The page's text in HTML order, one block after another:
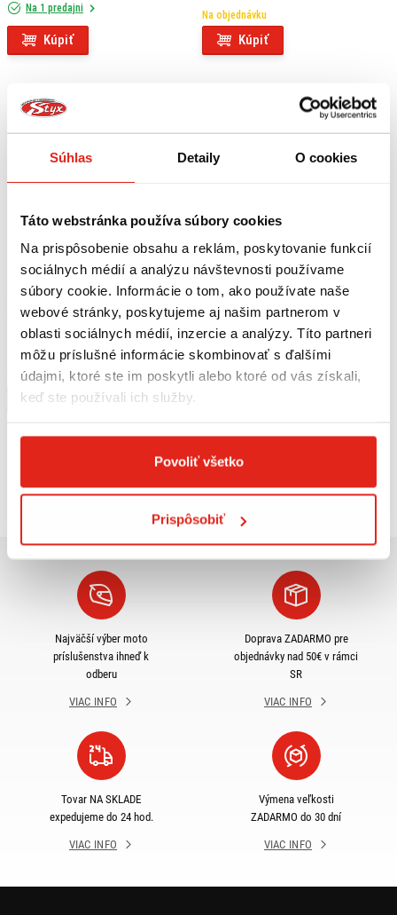
Súhlas Detaily O cookies
Táto webstránka používa súbory cookies
Na prispôsobenie obsahu a reklám, poskytovanie funkcií
sociálnych médií a analýzu návštevnosti používame
súbory cookie. Informácie o tom, ako používate naše
webové stránky, poskytujeme aj našim partnerom v
oblasti sociálnych médií, inzercie a analýzy. Títo partneri
môžu príslušné informácie skombinovať s ďalšími
údajmi, ktoré ste im poskytli alebo ktoré od vás získali,
keď ste používali ich služby.
Povoliť všetko
Prispôsobiť
Na 1 predajni
Kúpiť
Na objednávku
Kúpiť
85,95 € s DPH
GIVI DRŽIAK KUFRA ROYAL ENFIELD
CLASSIC 500 (19-20) SR9052B
Na objednávku
Kúpiť
24,96 € s DPH
ROYAL ENFIELD VZDUCHOVÝ FILTER
CL/B500
Na objednávku
Najväčší výber moto
príslušenstva ihneď k
odberu
VIAC INFO
Doprava ZADARMO pre
objednávky nad 50€ v rámci
SR
VIAC INFO
Tovar NA SKLADE
expedujeme do 24 hod.
VIAC INFO
Výmena veľkosti
ZADARMO do 30 dní
VIAC INFO